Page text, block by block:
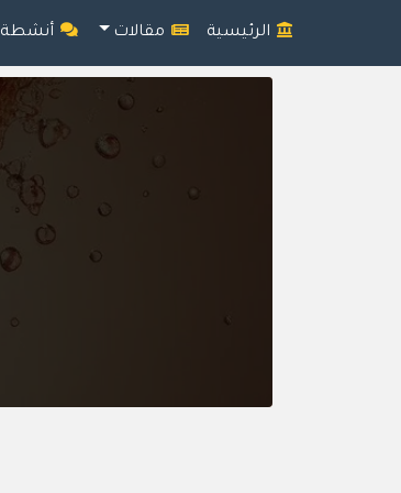
الرئيسية مقالات أنشطة